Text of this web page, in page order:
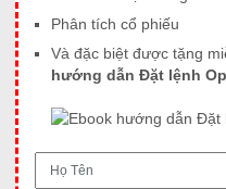
Phân tích cổ phiếu
Và đặc biệt được tặng
hướng dẫn Đặt lệnh